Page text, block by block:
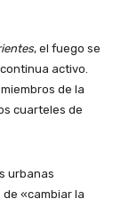
, el fuego se
activo.
de la
cuarteles de
urbanas
«cambiar la